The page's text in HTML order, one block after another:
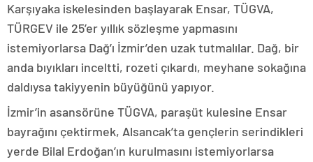
Karşıyaka iskelesinden başlayarak Ensar, TÜGVA,
TÜRGEV ile 25’er yıllık sözleşme yapmasını
istemiyorlarsa Dağ’ı İzmir’den uzak tutmalılar. Dağ, bir
anda bıyıkları inceltti, rozeti çıkardı, meyhane sokağına
daldıysa takiyyenin büyüğünü yapıyor.
İzmir’in asansörüne TÜGVA, paraşüt kulesine Ensar
bayrağını çektirmek, Alsancak’ta gençlerin serindikleri
yerde Bilal Erdoğan’ın kurulmasını istemiyorlarsa